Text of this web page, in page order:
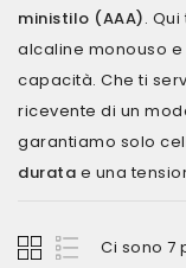
ministilo (AAA).
alcaline monouso
capacità. Che ti
ricevente di un
garantiamo solo
durata e una
Ci sono 7